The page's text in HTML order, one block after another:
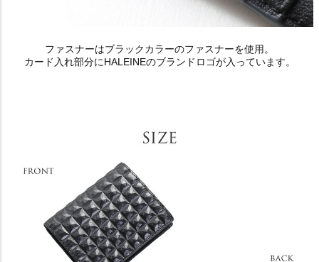
ファスナーはブラックカラーのファスナーを使用。
カード入れ部分にHALEINEのブランドロゴが入っています。